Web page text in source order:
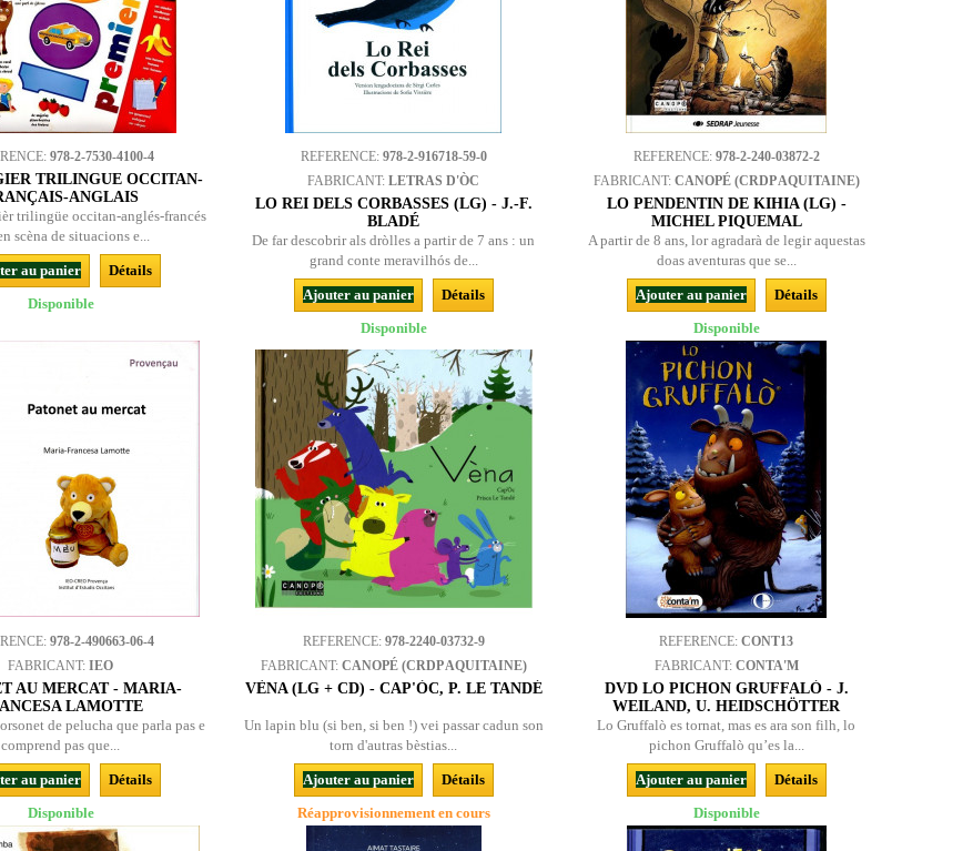
978-2-7530-4100-4
TRILINGUE OCCITAN-
ANGLAIS
trilingüe occitan-anglés-francés
scèna de situacions e...
au panier
Détails
Disponible
REFERENCE: 978-2-916718-59-0
FABRICANT:LETRAS D'ÒC
LO REI DELS CORBASSES (LG) - J.-F.
BLADÉ
De far descobrir als dròlles a partir de 7 ans : un
grand conte meravilhós de...
Ajouter au panier
Détails
Disponible
REFERENCE: 978-2-240-03872-2
FABRICANT: CANOPÉ (CRDP AQUITAINE)
LO PENDENTIN DE KIHIA (LG) -
MICHEL PIQUEMAL
A partir de 8 ans, lor agradarà de legir aquestas
doas aventuras que se...
Ajouter au panier
Détails
Disponible
978-2-490663-06-4
FABRICANT:IEO
AU MERCAT - MARIA-
LAMOTTE
de pelucha que parla pas e
comprend pas que...
au panier
Détails
Disponible
REFERENCE: 978-2240-03732-9
FABRICANT: CANOPÉ (CRDP AQUITAINE)
VÈNA (LG + CD) - CAP'ÒC, P. LE TANDÉ
Un lapin blu (si ben, si ben !) vei passar cadun son
torn d'autras bèstias...
Ajouter au panier
Détails
Réapprovisionnement en cours
REFERENCE:CONT13
FABRICANT: CONTA'M
DVD LO PICHON GRUFFALÒ - J.
WEILAND, U. HEIDSCHÖTTER
Lo Gruffalò es tornat, mas es ara son filh, lo
pichon Gruffalò qu’es la...
Ajouter au panier
Détails
Disponible